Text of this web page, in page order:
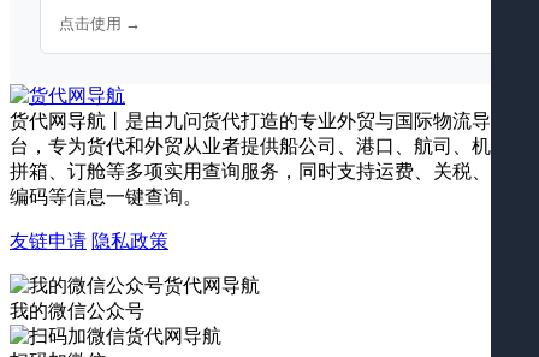
点击使用 →
货代网导航丨是由九问货代打造的专业外贸与国际物流导航平
台，专为货代和外贸从业者提供船公司、港口、航司、机场、
拼箱、订舱等多项实用查询服务，同时支持运费、关税、海关
编码等信息一键查询。
友链申请 隐私政策
我的微信公众号